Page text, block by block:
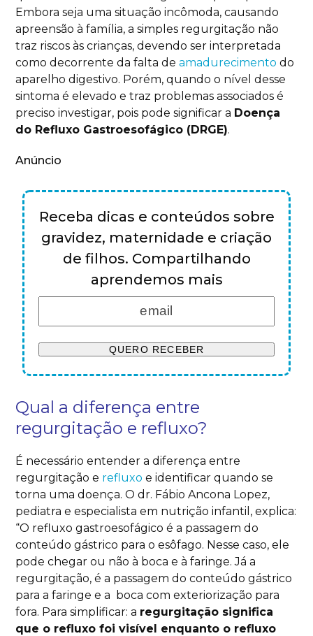
Embora seja uma situação incômoda, causando
apreensão à família, a simples regurgitação não
traz riscos às crianças, devendo ser interpretada
como decorrente da falta deamadurecimento do
aparelho digestivo. Porém, quando o nível desse
sintoma é elevado e traz problemas associados é
preciso investigar, pois pode significar a Doença
do Refluxo Gastroesofágico (DRGE).
Anúncio
Receba dicas e conteúdos sobre
gravidez, maternidade e criação
de filhos. Compartilhando
aprendemos mais
Qual a diferença entre
regurgitação e refluxo?
É necessário entender a diferença entre
regurgitação e refluxo e identificar quando se
torna uma doença. O dr. Fábio Ancona Lopez,
pediatra e especialista em nutrição infantil, explica:
“O refluxo gastroesofágico é a passagem do
conteúdo gástrico para o esôfago. Nesse caso, ele
pode chegar ou não à boca e à faringe. Já a
regurgitação, é a passagem do conteúdo gástrico
para a faringe e a boca com exteriorização para
fora. Para simplificar: a regurgitação significa
que o refluxo foi visível enquanto o refluxo